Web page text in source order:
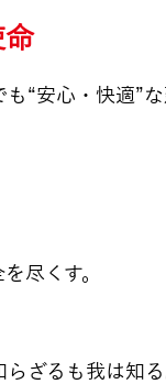
“安心・快適”
尽くす。
ざるも我は知る